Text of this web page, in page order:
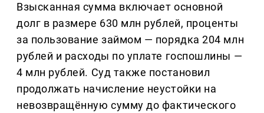
Взысканная сумма включает основной
долг в размере 630 млн рублей, проценты
за пользование займом — порядка 204 млн
рублей и расходы по уплате госпошлины —
4 млн рублей. Суд также постановил
продолжать начисление неустойки на
невозвращённую сумму до фактического